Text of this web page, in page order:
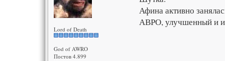
Lord of Death
God of AWRO
Постов 4.899
Афина активно
АВРО, улучшенный и